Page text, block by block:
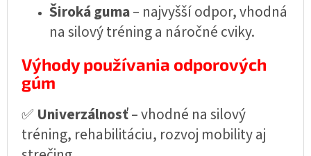
Široká guma– najvyšší odpor, vhodná
na silový tréning a náročné cviky.
Výhody používania odporových
gúm
✅ Univerzálnosť– vhodné na silový
tréning, rehabilitáciu, rozvoj mobility aj